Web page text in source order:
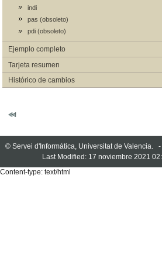
indi
pas (obsoleto)
pdi (obsoleto)
Ejemplo completo
Tarjeta resumen
Histórico de cambios
© Servei d'Informática, Universitat de Valencia. -
Last Modified: 17 noviembre 2021
Content-type: text/html